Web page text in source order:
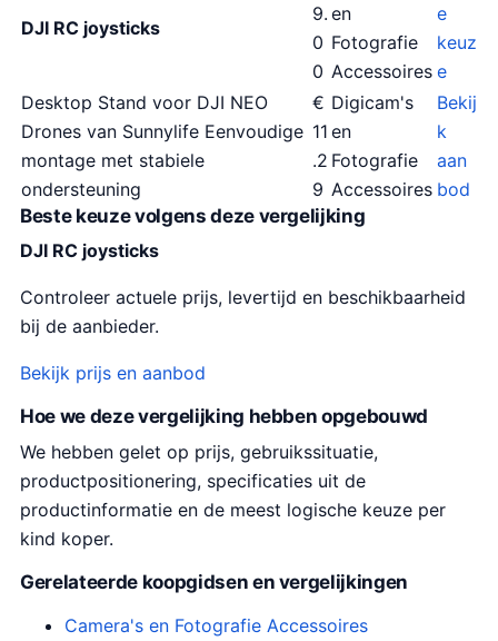
DJI RC joysticks
9.
0
0
en
Fotografie
Accessoires
e
keuz
e
Desktop Stand voor DJI NEO
Drones van Sunnylife Eenvoudige
montage met stabiele
ondersteuning
€
11
.2
9
Digicam's
en
Fotografie
Accessoires
Bekij
k
aan
bod
Beste keuze volgens deze vergelijking
DJI RC joysticks
Controleer actuele prijs, levertijd en beschikbaarheid
bij de aanbieder.
Bekijk prijs en aanbod
Hoe we deze vergelijking hebben opgebouwd
We hebben gelet op prijs, gebruikssituatie,
productpositionering, specificaties uit de
productinformatie en de meest logische keuze per
kind koper.
Gerelateerde koopgidsen en vergelijkingen
Camera's en Fotografie Accessoires